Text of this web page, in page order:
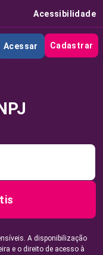
Acessibilidade
Acessar Cadastrar
A disponibilização
e o direito de acesso à